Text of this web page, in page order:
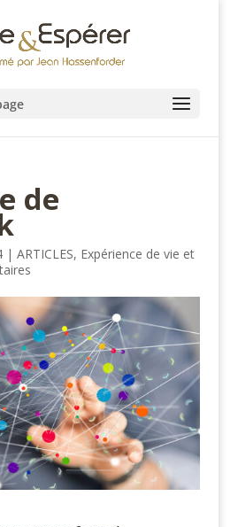
de
| ARTICLES, Expérience de vie et